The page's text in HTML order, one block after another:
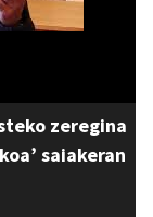
zeregina
saiakeran